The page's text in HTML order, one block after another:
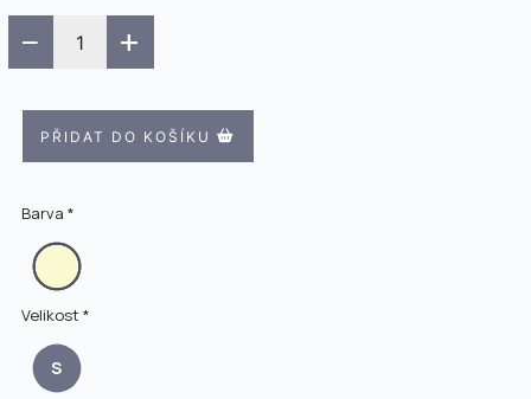
−
+
PŘIDAT DO KOŠÍKU
Barva *
Velikost *
S